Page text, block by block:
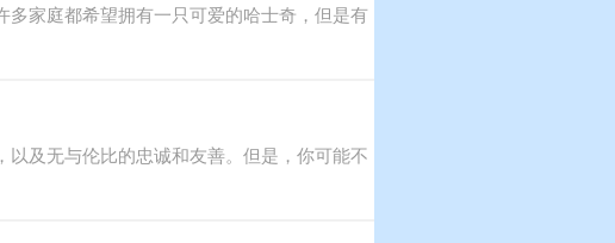
家庭都希望拥有一只可爱的哈士奇，但是有
及无与伦比的忠诚和友善。但是，你可能不